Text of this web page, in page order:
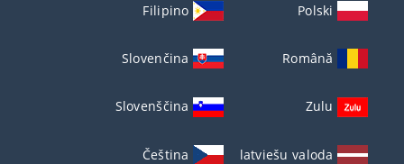
Polski
Filipino
Română
Slovenčina
Zulu
Slovenščina
latviešu valoda
Čeština